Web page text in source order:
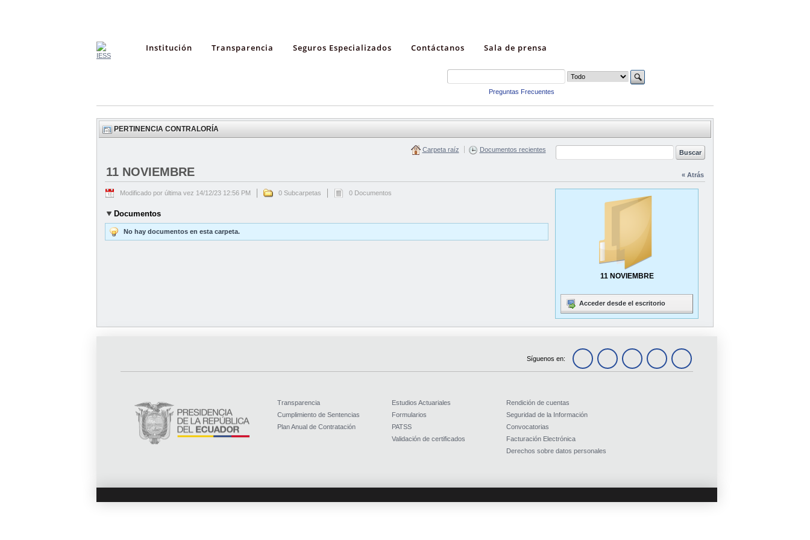
Institución Transparencia Seguros Especializados Contáctanos Sala de prensa
Preguntas Frecuentes
PERTINENCIA CONTRALORÍA
Carpeta raíz Documentos recientes
« Atrás
11 NOVIEMBRE
Modificado por última vez 14/12/23 12:56 PM 0 Subcarpetas 0 Documentos
Documentos
No hay documentos en esta carpeta.
11 NOVIEMBRE
Acceder desde el escritorio
Síguenos en:
Transparencia
Cumplimiento de Sentencias
Plan Anual de Contratación
Estudios Actuariales
Formularios
PATSS
Validación de certificados
Rendición de cuentas
Seguridad de la Información
Convocatorias
Facturación Electrónica
Derechos sobre datos personales